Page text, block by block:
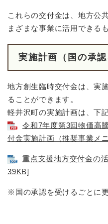
これらの交付金は、地方公
まざまな事業に活用できる
実施計画（国の承認
地方創生臨時交付金は、実
ることができます。
軽井沢町の実施計画は、下
令和7年度第3回物価高
付金実施計画（推奨事業メ
重点支援地方交付金の
39KB]
※国の承認を受けるごとに更